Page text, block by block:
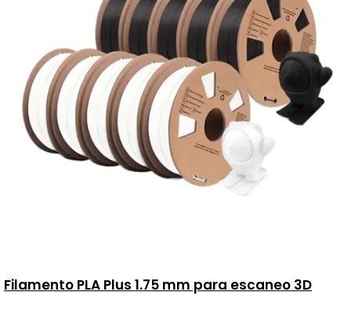
Filamento PLA Plus 1.75 mm para escaneo 3D